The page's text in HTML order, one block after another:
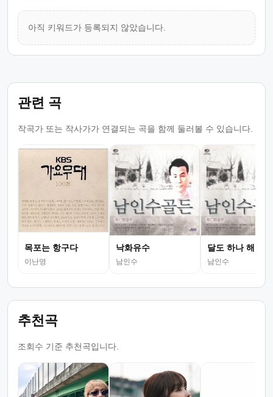
아직 키워드가 등록되지 않았습니다.
관련 곡
작곡가 또는 작사가가 연결되는 곡을 함께 둘러볼 수 있습니다.
목포는 항구다
이난영
낙화유수
남인수
달도 하나 해도
남인수
추천곡
조회수 기준 추천곡입니다.